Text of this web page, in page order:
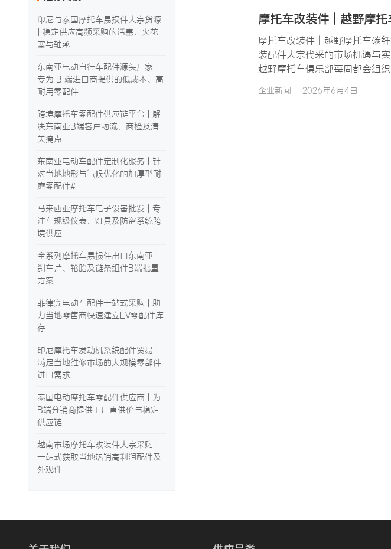
摩托车改装件 | 越野摩
摩托车改装件 | 越野摩托车碳
装配件大宗代采的市场机遇与
越野摩托车俱乐部每周都会组
长，摩托车改装件市场也随之
企业新闻 2026年6月4日
印尼与泰国摩托车易损件大宗货源
| 稳定供应高频采购的活塞、火花
塞与轴承
东南亚电动自行车配件源头厂家 |
专为 B 端进口商提供的低成本、高
耐用零配件
跨境摩托车零配件供应链平台 | 解
决东南亚B端客户物流、商检及清
关痛点
东南亚电动车配件定制化服务 | 针
对当地地形与气候优化的加厚型耐
磨零配件#
马来西亚摩托车电子设备批发 | 专
注车规级仪表、灯具及防盗系统跨
境供应
全系列摩托车易损件出口东南亚 |
刹车片、轮胎及链条组件B端批量
方案
菲律宾电动车配件一站式采购 | 助
力当地零售商快速建立EV零配件库
存
印尼摩托车发动机系统配件贸易 |
满足当地维修市场的大规模零部件
进口需求
泰国电动摩托车零配件供应商 | 为
B端分销商提供工厂直供价与稳定
供应链
越南市场摩托车改装件大宗采购 |
一站式获取当地热销高利润配件及
外观件